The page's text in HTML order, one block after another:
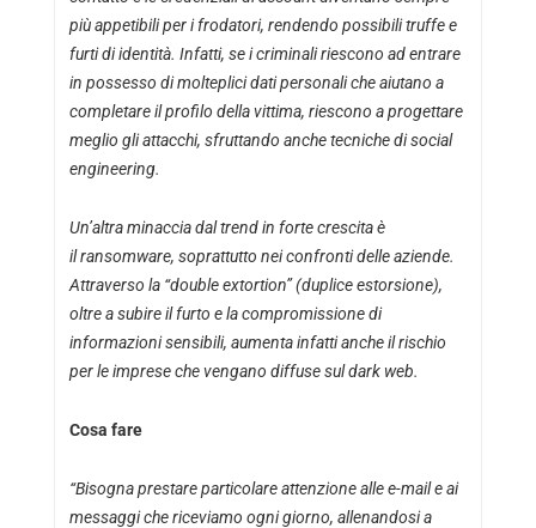
più appetibili per i frodatori, rendendo possibili truffe e
furti di identità. Infatti, se i criminali riescono ad entrare
in possesso di molteplici dati personali che aiutano a
completare il profilo della vittima, riescono a progettare
meglio gli attacchi, sfruttando anche tecniche di social
engineering.
Un’altra minaccia dal trend in forte crescita è
il ransomware, soprattutto nei confronti delle aziende.
Attraverso la “double extortion” (duplice estorsione),
oltre a subire il furto e la compromissione di
informazioni sensibili, aumenta infatti anche il rischio
per le imprese che vengano diffuse sul dark web.
Cosa fare
“Bisogna prestare particolare attenzione alle e-mail e ai
messaggi che riceviamo ogni giorno, allenandosi a